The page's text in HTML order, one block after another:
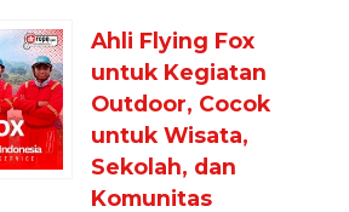
Ahli Flying Fox
untuk Kegiatan
Outdoor, Cocok
untuk Wisata,
Sekolah, dan
Komunitas